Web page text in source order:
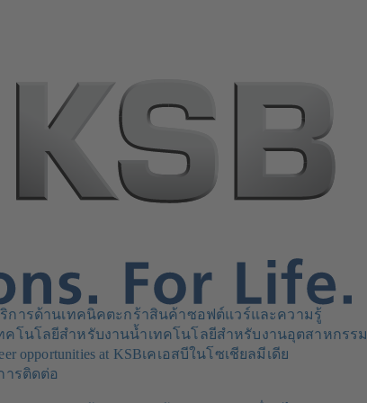
การด้านเทคนิคตะกร้าสินค้าซอฟต์แวร์และความรู้
คโนโลยีสำหรับงานน้ำเทคโนโลยีสำหรับงานอุตสาหกรรม
opportunities at KSBเคเอสบีในโซเชียลมีเดีย
ารติดต่อ